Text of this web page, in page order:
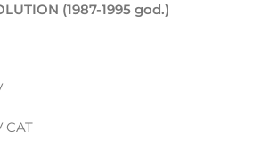
(1987-1995 god.)
CAT